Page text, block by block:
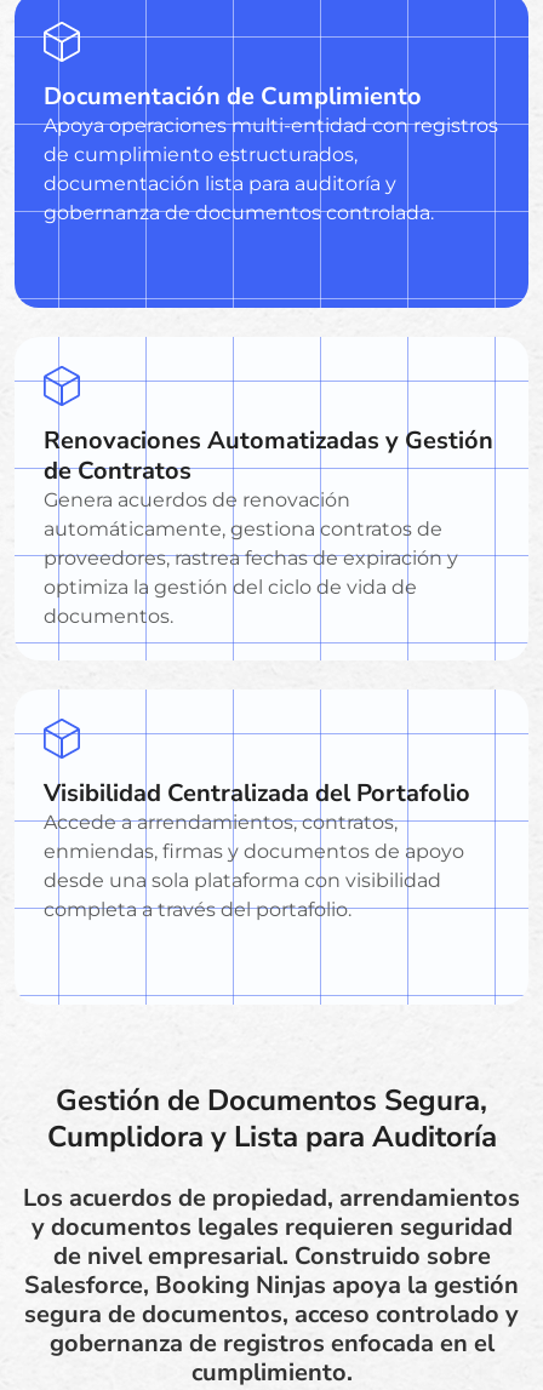
Documentación de Cumplimiento
Apoya operaciones multi-entidad con registros
de cumplimiento estructurados,
documentación lista para auditoría y
gobernanza de documentos controlada.
Renovaciones Automatizadas y Gestión
de Contratos
Genera acuerdos de renovación
automáticamente, gestiona contratos de
proveedores, rastrea fechas de expiración y
optimiza la gestión del ciclo de vida de
documentos.
Visibilidad Centralizada del Portafolio
Accede a arrendamientos, contratos,
enmiendas, firmas y documentos de apoyo
desde una sola plataforma con visibilidad
completa a través del portafolio.
Gestión de Documentos Segura,
Cumplidora y Lista para Auditoría
Los acuerdos de propiedad, arrendamientos
y documentos legales requieren seguridad
de nivel empresarial. Construido sobre
Salesforce, Booking Ninjas apoya la gestión
segura de documentos, acceso controlado y
gobernanza de registros enfocada en el
cumplimiento.